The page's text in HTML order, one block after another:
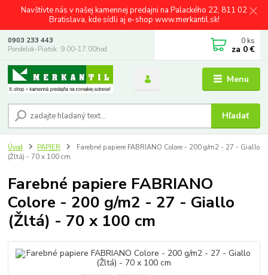
Navštívte nás v našej kamennej predajni na Palackého 22, 811 02
Bratislava, kde sídli aj e-shop www.merkantil.sk!
Menu
Hľadať
0903 233 443
Pondelok-Piatok: 9.00-17.00hod.
0 ks
za 0 €
Úvod PAPIER
Farebné papiere FABRIANO Colore - 200 g/m2 - 27 - Giallo
(Žltá) - 70 x 100 cm
Farebné papiere FABRIANO
Colore - 200 g/m2 - 27 - Giallo
(Žltá) - 70 x 100 cm